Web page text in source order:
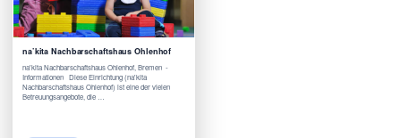
na’kita Nachbarschaftshaus Ohlenhof
na'kita Nachbarschaftshaus Ohlenhof, Bremen -
Informationen Diese Einrichtung (na'kita
Nachbarschaftshaus Ohlenhof) ist eine der vielen
Betreuungsangebote, die …